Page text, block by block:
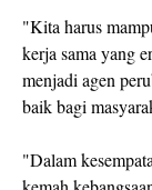
"Kita harus
kerja sama yang
menjadi agen
baik bagi
‎"Dalam